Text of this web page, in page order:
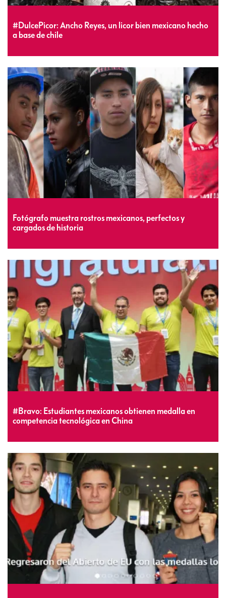
#DulcePicor: Ancho Reyes, un licor bien mexicano hecho
a base de chile
Fotógrafo muestra rostros mexicanos, perfectos y
cargados de historia
#Bravo: Estudiantes mexicanos obtienen medalla en
competencia tecnológica en China